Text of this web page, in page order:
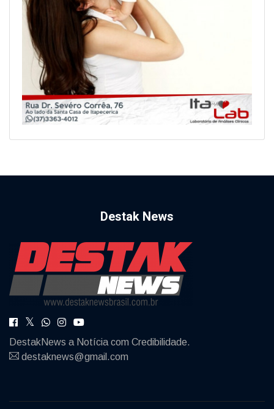
Destak News
DestakNews a Notícia com Credibilidade.
destaknews@gmail.com